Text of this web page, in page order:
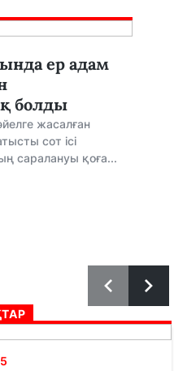
ер адам
болды
жасалған
сот ісі
саралануы қоға...